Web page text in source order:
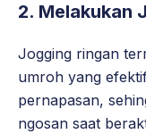
2. Melakukan
Jogging ringan
umroh yang
pernapasan,
ngosan saat